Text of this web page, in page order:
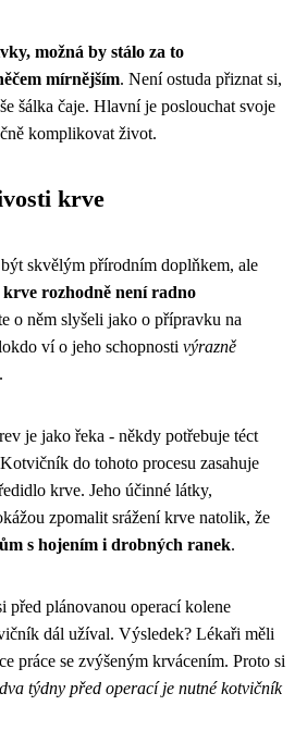
možná by stálo za to
mírnějším. Není ostuda přiznat si,
šálka čaje. Hlavní je poslouchat svoje
komplikovat život.
krve
skvělým přírodním doplňkem, ale
rozhodně není radno
o něm slyšeli jako o přípravku na
ví o jeho schopnosti výrazně
.
je jako řeka - někdy potřebuje téct
do tohoto procesu zasahuje
krve. Jeho účinné látky,
zpomalit srážení krve natolik, že
s hojením i drobných ranek.
před plánovanou operací kolene
dál užíval. Výsledek? Lékaři měli
práce se zvýšeným krvácením. Proto si
týdny před operací je nutné kotvičník